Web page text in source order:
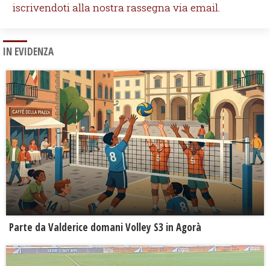
iscrivendoti alla nostra rassegna via email.
IN EVIDENZA
Parte da Valderice domani Volley S3 in Agorà